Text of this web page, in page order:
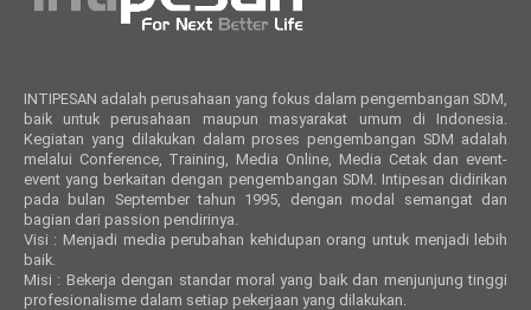
INTIPESAN adalah perusahaan yang fokus dalam pengembangan SDM,
baik untuk perusahaan maupun masyarakat umum di Indonesia.
Kegiatan yang dilakukan dalam proses pengembangan SDM adalah
melalui Conference, Training, Media Online, Media Cetak dan event-
event yang berkaitan dengan pengembangan SDM. Intipesan didirikan
pada bulan September tahun 1995, dengan modal semangat dan
bagian dari passion pendirinya.
Visi : Menjadi media perubahan kehidupan orang untuk menjadi lebih
baik.
Misi : Bekerja dengan standar moral yang baik dan menjunjung tinggi
profesionalisme dalam setiap pekerjaan yang dilakukan.